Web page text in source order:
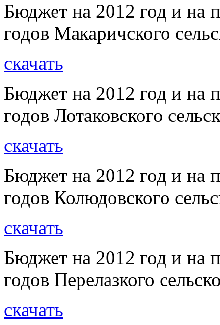
Бюджет на 2012 год и на
годов Макаричского
скачать
Бюджет на 2012 год и на
годов Лотаковского
скачать
Бюджет на 2012 год и на
годов Колюдовского
скачать
Бюджет на 2012 год и на
годов Перелазкого
скачать